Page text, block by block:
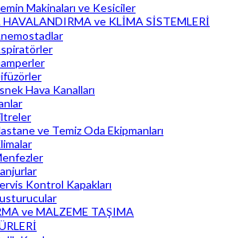
Makinaları ve Kesiciler
ve KLİMA SİSTEMLERİ
Hava Kanalları
ve Temiz Oda Ekipmanları
Kontrol Kapakları
ve MALZEME TAŞIMA